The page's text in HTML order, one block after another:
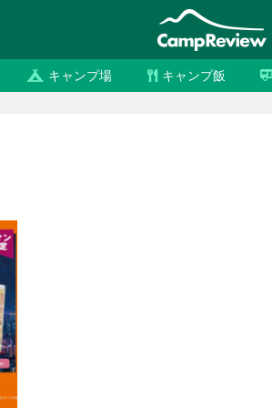
キャンプ場 キャンプ飯